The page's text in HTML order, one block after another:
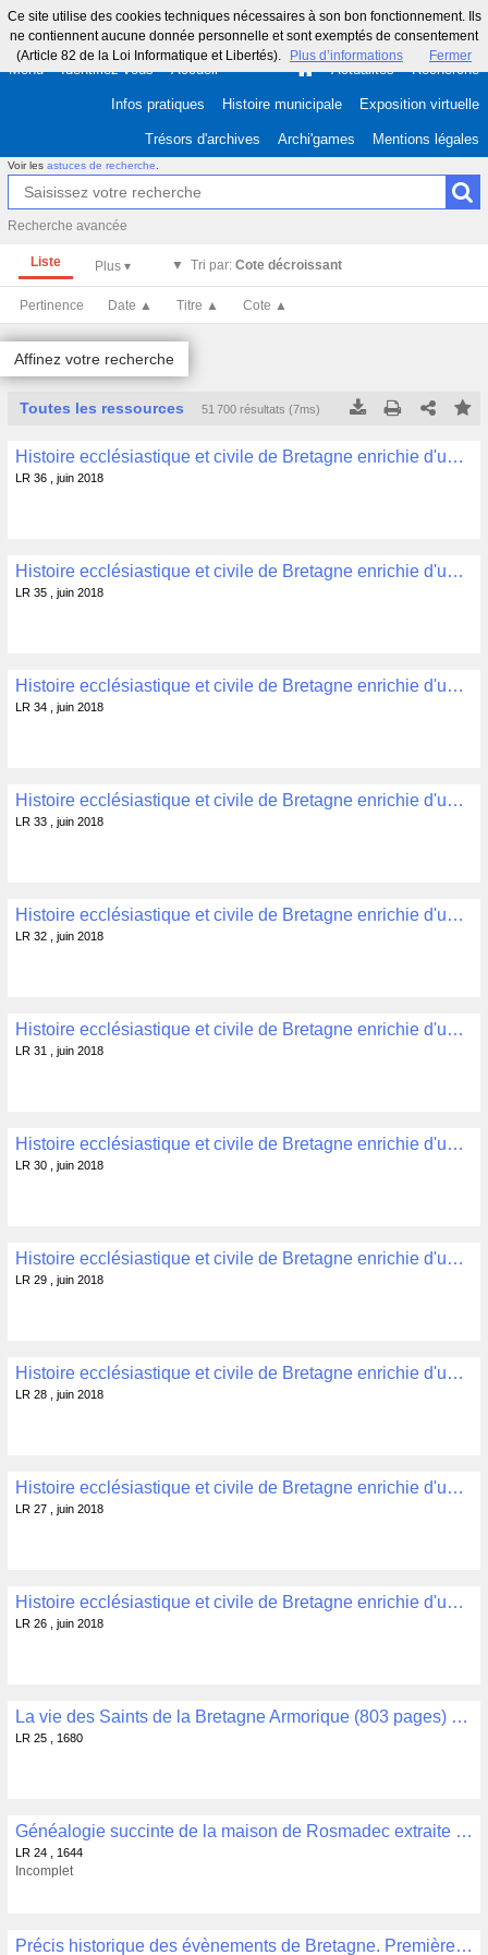
Ce site utilise des cookies techniques nécessaires à son bon fonctionnement. Ils
ne contiennent aucune donnée personnelle et sont exemptés de consentement
(Article 82 de la Loi Informatique et Libertés).
Plus d’informations Fermer
Menu Identifiez-vous Accueil Actualités Recherche
Infos pratiques Histoire municipale Exposition virtuelle
Trésors d'archives Archi'games Mentions légales
Voir les astuces de recherche
Recherche avancée
Liste Tri par: Cote décroissant
Pertinence Date ▲ Titre ▲ Cote ▲
Affinez votre recherche
Cette page
Toutes les ressources 51 700 résultats (7ms)
Histoire ecclésiastique et civile de Bretagne enrichie d'une dissertation sur l'établissement des bretons dans L'Armorique Tome 11 Dom P.H. MORICE, Dom C. TAILLANDIER Guingamp, 1836, 509 p. , LR 36
LR 36 , juin 2018
Histoire ecclésiastique et civile de Bretagne enrichie d'une dissertation sur l'établissement des bretons dans L'Armorique Tome 10 Dom P.H. MORICE, Dom C. TAILLANDIER Guingamp, 1836, 476 p. , LR 35
LR 35 , juin 2018
Histoire ecclésiastique et civile de Bretagne enrichie d'une dissertation sur l'établissement des bretons dans L'Armorique Tome 9 Dom P.H. MORICE, Dom C. TAILLANDIER Guingamp, 1836, 504 p. , LR 34
LR 34 , juin 2018
Histoire ecclésiastique et civile de Bretagne enrichie d'une dissertation sur l'établissement des bretons dans L'Armorique Tome 8 Dom P.H. MORICE, Dom C. TAILLANDIER Guingamp, 1836, 598 p. , LR 33
LR 33 , juin 2018
Histoire ecclésiastique et civile de Bretagne enrichie d'une dissertation sur l'établissement des bretons dans L'Armorique Tome 7 Dom P.H. MORICE, Dom C. TAILLANDIER Guingamp, 1836, 463 p. , LR 32
LR 32 , juin 2018
Histoire ecclésiastique et civile de Bretagne enrichie d'une dissertation sur l'établissement des bretons dans L'Armorique Tome 6 Dom P.H. MORICE, Dom C. TAILLANDIER Guingamp, 1836, 555 p. , LR 31
LR 31 , juin 2018
Histoire ecclésiastique et civile de Bretagne enrichie d'une dissertation sur l'établissement des bretons dans L'Armorique Tome 5 Dom P.H. MORICE, Dom C. TAILLANDIER Guingamp, 1835, 526 p. , LR 30
LR 30 , juin 2018
Histoire ecclésiastique et civile de Bretagne enrichie d'une dissertation sur l'établissement des bretons dans L'Armorique Tome 4 Dom P.H. MORICE, Dom C. TAILLANDIER Guingamp, 1835, 512 p. , LR 29
LR 29 , juin 2018
Histoire ecclésiastique et civile de Bretagne enrichie d'une dissertation sur l'établissement des bretons dans L'Armorique Tome 3 Dom P.H. MORICE, Dom C. TAILLANDIER Guingamp, 1835, 511 p. , LR 28
LR 28 , juin 2018
Histoire ecclésiastique et civile de Bretagne enrichie d'une dissertation sur l'établissement des bretons dans l'Armorique Tome 2 Dom P.H. MORICE, Dom C. TAILLANDIER Guigamp, 1835, 503 p. , LR 27
LR 27 , juin 2018
Histoire ecclésiastique et civile de Bretagne enrichie d'une dissertation sur l'établissement des bretons dans l'Armorique Tome 1 Dom P.H. MORICE, Dom C. TAILLANDIER Guingamp, 1835, 358 p. , LR 26
LR 26 , juin 2018
La vie des Saints de la Bretagne Armorique (803 pages) Catalogue chronologique et historique des Évêques de la Bretagne Chez la veuve de Jean Vatar, Rennes, 1680 , LR 25
LR 25 , 1680
Généalogie succinte de la maison de Rosmadec extraite de celle qui a été dressée par le sieur d'Hozier Chez Sébastien Cramoisy, libraire et imprimeur, Paris, 1644, 32 p. , LR 24
LR 24 , 1644
Incomplet
Précis historique des évènements de Bretagne. Première et deuxième partie Londres, 1788 , LR 23